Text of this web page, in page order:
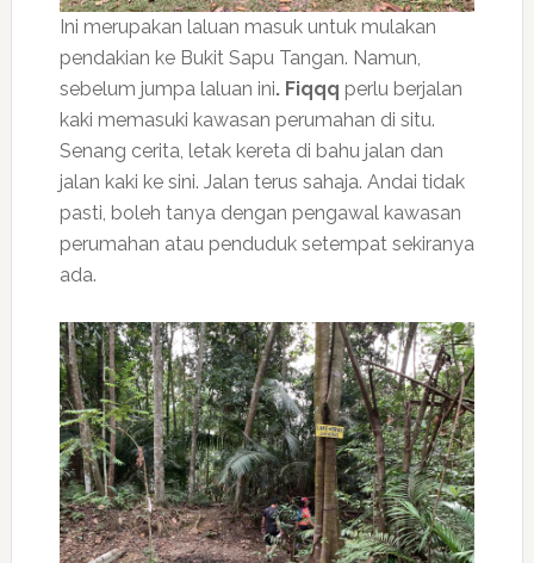
Ini merupakan laluan masuk untuk mulakan
pendakian ke Bukit Sapu Tangan. Namun,
sebelum jumpa laluan ini. Fiqqq perlu berjalan
kaki memasuki kawasan perumahan di situ.
Senang cerita, letak kereta di bahu jalan dan
jalan kaki ke sini. Jalan terus sahaja. Andai tidak
pasti, boleh tanya dengan pengawal kawasan
perumahan atau penduduk setempat sekiranya
ada.